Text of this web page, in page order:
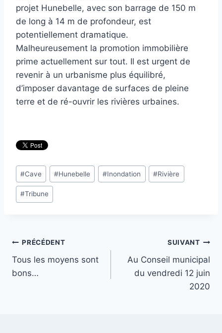
projet Hunebelle, avec son barrage de 150 m
de long à 14 m de profondeur, est
potentiellement dramatique.
Malheureusement la promotion immobilière
prime actuellement sur tout. Il est urgent de
revenir à un urbanisme plus équilibré,
d’imposer davantage de surfaces de pleine
terre et de ré-ouvrir les rivières urbaines.
Étiquettes
de
la
#Cave #Hunebelle #Inondation #Rivière
#Tribune
Navigation
de
PRÉCÉDENT
Tous les moyens sont
bons…
SUIVANT
Au Conseil municipal
du vendredi 12 juin
2020